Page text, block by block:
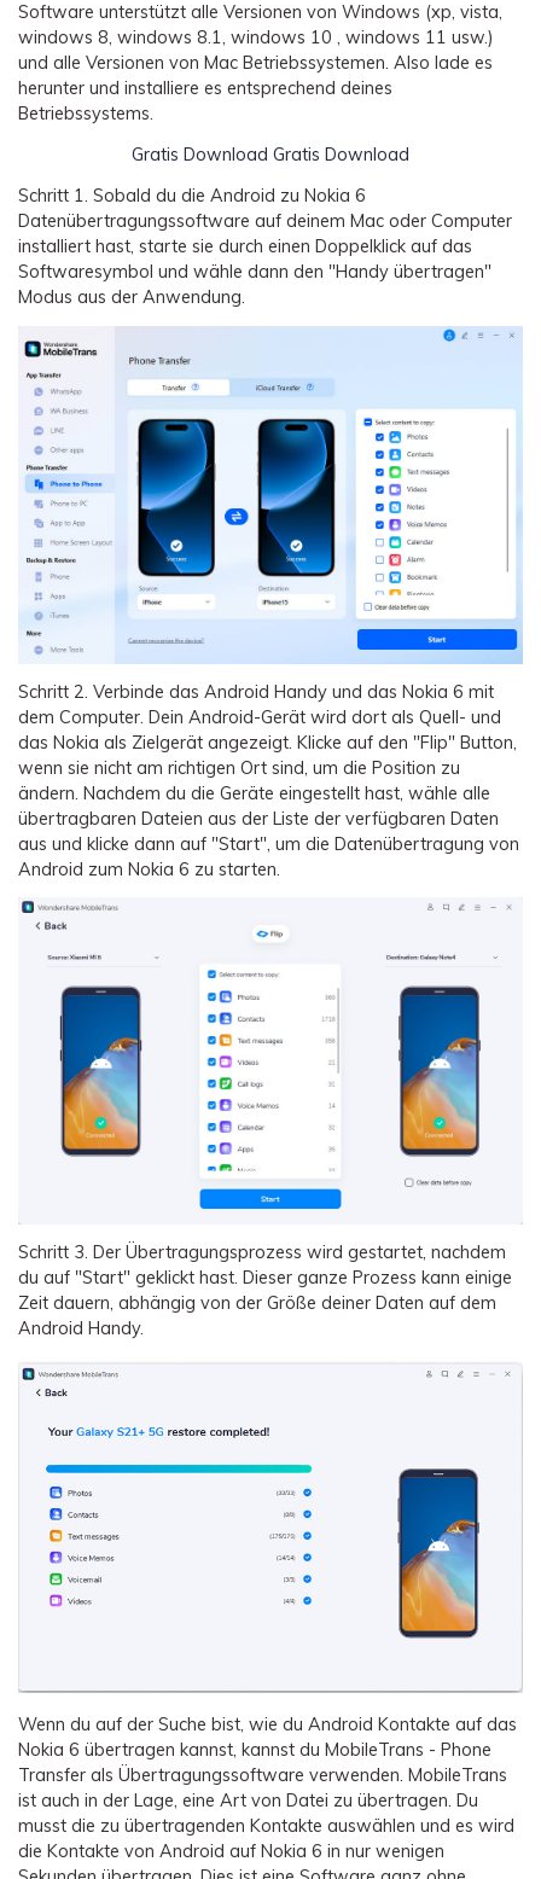
Software unterstützt alle Versionen von Windows (xp, vista,
windows 8, windows 8.1, windows 10 , windows 11 usw.)
und alle Versionen von Mac Betriebssystemen. Also lade es
herunter und installiere es entsprechend deines
Betriebssystems.
Gratis Download Gratis Download
Schritt 1. Sobald du die Android zu Nokia 6
Datenübertragungssoftware auf deinem Mac oder Computer
installiert hast, starte sie durch einen Doppelklick auf das
Softwaresymbol und wähle dann den "Handy übertragen"
Modus aus der Anwendung.
Schritt 2. Verbinde das Android Handy und das Nokia 6 mit
dem Computer. Dein Android-Gerät wird dort als Quell- und
das Nokia als Zielgerät angezeigt. Klicke auf den "Flip" Button,
wenn sie nicht am richtigen Ort sind, um die Position zu
ändern. Nachdem du die Geräte eingestellt hast, wähle alle
übertragbaren Dateien aus der Liste der verfügbaren Daten
aus und klicke dann auf "Start", um die Datenübertragung von
Android zum Nokia 6 zu starten.
Schritt 3. Der Übertragungsprozess wird gestartet, nachdem
du auf "Start" geklickt hast. Dieser ganze Prozess kann einige
Zeit dauern, abhängig von der Größe deiner Daten auf dem
Android Handy.
Wenn du auf der Suche bist, wie du Android Kontakte auf das
Nokia 6 übertragen kannst, kannst du MobileTrans - Phone
Transfer als Übertragungssoftware verwenden. MobileTrans
ist auch in der Lage, eine Art von Datei zu übertragen. Du
musst die zu übertragenden Kontakte auswählen und es wird
die Kontakte von Android auf Nokia 6 in nur wenigen